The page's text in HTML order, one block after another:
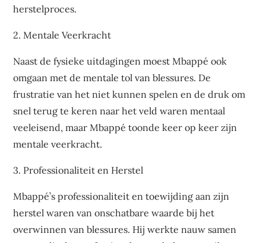
herstelproces.
2. Mentale Veerkracht
Naast de fysieke uitdagingen moest Mbappé ook
omgaan met de mentale tol van blessures. De
frustratie van het niet kunnen spelen en de druk om
snel terug te keren naar het veld waren mentaal
veeleisend, maar Mbappé toonde keer op keer zijn
mentale veerkracht.
3. Professionaliteit en Herstel
Mbappé’s professionaliteit en toewijding aan zijn
herstel waren van onschatbare waarde bij het
overwinnen van blessures. Hij werkte nauw samen